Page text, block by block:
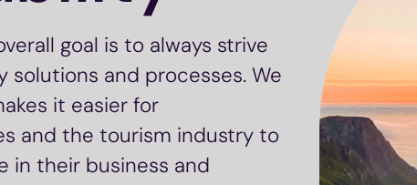
goal is to always strive
and processes. We
it easier for
and the tourism industry to
in their business and